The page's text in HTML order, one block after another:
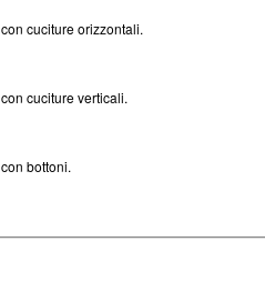
cuciture orizzontali.
cuciture verticali.
bottoni.